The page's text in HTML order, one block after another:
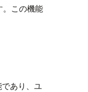
。この機能
あり、ユ